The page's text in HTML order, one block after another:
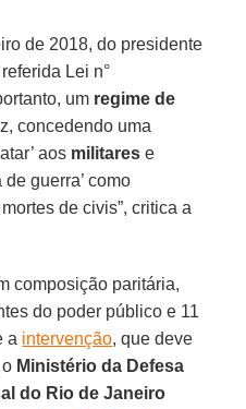
de 2018, do presidente
Lei n°
um regime de
concedendo uma
aos militares e
guerra’ como
de civis”, critica a
composição paritária,
do poder público e 11
a intervenção, que deve
Ministério da Defesa
do Rio de Janeiro